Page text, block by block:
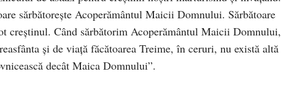
sărbătoreşte Acoperământul Maicii Domnului. Sărbătoare
creştinul. Când sărbătorim Acoperământul Maicii Domnului,
şi de viaţă făcătoarea Treime, în ceruri, nu există altă
decât Maica Domnului”.